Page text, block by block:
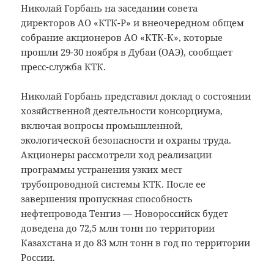
Николай Горбань на заседании совета
директоров АО «КТК-Р» и внеочередном общем
собрание акционеров АО «КТК-К», которые
прошли 29-30 ноября в Дубаи (ОАЭ), сообщает
пресс-служба КТК.
Николай Горбань представил доклад о состоянии
хозяйственной деятельности консорциума,
включая вопросы промышленной,
экологической безопасности и охраны труда.
Акционеры рассмотрели ход реализации
программы устранения узких мест
трубопроводной системы КТК. После ее
завершения пропускная способность
нефтепровода Тенгиз — Новороссийск будет
доведена до 72,5 млн тонн по территории
Казахстана и до 83 млн тонн в год по территории
России.